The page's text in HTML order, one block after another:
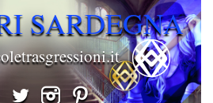
SARDEGNA